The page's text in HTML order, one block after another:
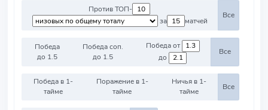
Против ТОП-
за
матчей
Все
Победа
до 1.5
Победа соп.
до 1.5
Победа от
до
Все
Победа в 1-
тайме
Поражение в 1-
тайме
Ничья в 1-
тайме
Все